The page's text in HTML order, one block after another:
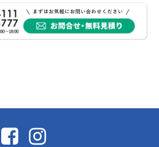
やひび割れが気になり始めると、
り替えが必要かな？」 「訪問営業
…